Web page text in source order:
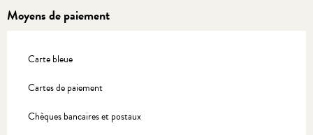
Moyens de paiement
Carte bleue
Cartes de paiement
Chèques bancaires et postaux